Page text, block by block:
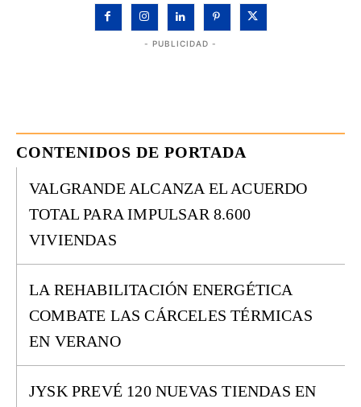
- PUBLICIDAD -
CONTENIDOS DE PORTADA
VALGRANDE ALCANZA EL ACUERDO
TOTAL PARA IMPULSAR 8.600
VIVIENDAS
LA REHABILITACIÓN ENERGÉTICA
COMBATE LAS CÁRCELES TÉRMICAS
EN VERANO
JYSK PREVÉ 120 NUEVAS TIENDAS EN